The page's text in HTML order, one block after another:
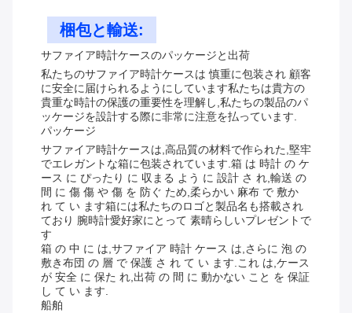
梱包と輸送:
サファイア時計ケースのパッケージと出荷
私たちのサファイア時計ケースは 慎重に包装され 顧客
に安全に届けられるようにしています私たちは貴方の
貴重な時計の保護の重要性を理解し,私たちの製品のパ
ッケージを設計する際に非常に注意を払っています.
パッケージ
サファイア時計ケースは,高品質の材料で作られた,堅牢
でエレガントな箱に包装されています.箱 は 時計 の ケ
ース に ぴったり に 収まる よう に 設計 さ れ,輸送 の
間 に 傷 傷 や 傷 を 防ぐ ため,柔らかい 麻布 で 敷か
れ て い ます箱には私たちのロゴと製品名も搭載され
ており 腕時計愛好家にとって 素晴らしいプレゼントで
す
箱 の 中 に は,サファイア 時計 ケース は,さらに 泡 の
敷き布団 の 層 で 保護 さ れ て い ます.これ は,ケース
が 安全 に 保た れ,出荷 の 間 に 動かない こと を 保証
し て い ます.
船舶